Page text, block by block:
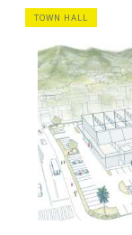
TOWN HALL